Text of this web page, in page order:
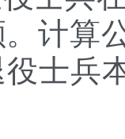
计算
士兵